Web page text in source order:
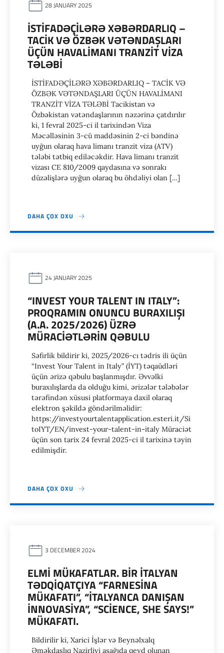
28 JANUARY 2025
İSTİFADƏÇİLƏRƏ XƏBƏRDARLIQ –
TACİK VƏ ÖZBƏK VƏTƏNDAŞLARI
ÜÇÜN HAVALİMANI TRANZİT VİZA
TƏLƏBİ
İSTİFADƏÇİLƏRƏ XƏBƏRDARLIQ – TACİK VƏ
ÖZBƏK VƏTƏNDAŞLARI ÜÇÜN HAVALİMANI
TRANZİT VİZA TƏLƏBİ Tacikistan və
Özbəkistan vətəndaşlarının nəzərinə çatdırılır
ki, 1 fevral 2025-ci il tarixindən Viza
Məcəlləsinin 3-cü maddəsinin 2-ci bəndinə
uyğun olaraq hava limanı tranzit viza (ATV)
tələbi tətbiq ediləcəkdir. Hava limanı tranzit
vizası CE 810/2009 qaydasına və sonrakı
düzəlişlərə uyğun olaraq bu öhdəliyi olan […]
DAHA ÇOX OXU
24 JANUARY 2025
“INVEST YOUR TALENT IN ITALY”:
PROQRAMIN ONUNCU BURAXILIŞI
(A.A. 2025/2026) ÜZRƏ
MÜRACİƏTLƏRİN QƏBULU
Səfirlik bildirir ki, 2025/2026-cı tədris ili üçün
“Invest Your Talent in Italy” (İYT) təqaüdləri
üçün ərizə qəbulu başlanmışdır. Əvvəlki
buraxılışlarda da olduğu kimi, ərizələr tələbələr
tərəfindən xüsusi platformaya daxil olaraq
elektron şəkildə göndərilməlidir:
https://investyourtalentapplication.esteri.it/Si
toIYT/EN/invest-your-talent-in-italy Müraciət
üçün son tarix 24 fevral 2025-ci il tarixinə təyin
edilmişdir.
DAHA ÇOX OXU
3 DECEMBER 2024
ELMI MÜKAFATLAR. BIR ITALYAN
TƏDQIQATÇIYA “FARNESINA
MÜKAFATI”, “İTALYANCA DANIŞAN
INNOVASIYA”, “SCIENCE, SHE SAYS!”
MÜKAFATI.
Bildirilir ki, Xarici İşlər və Beynəlxalq
Əməkdaşlıq Nazirliyi aşağıda qeyd olunan